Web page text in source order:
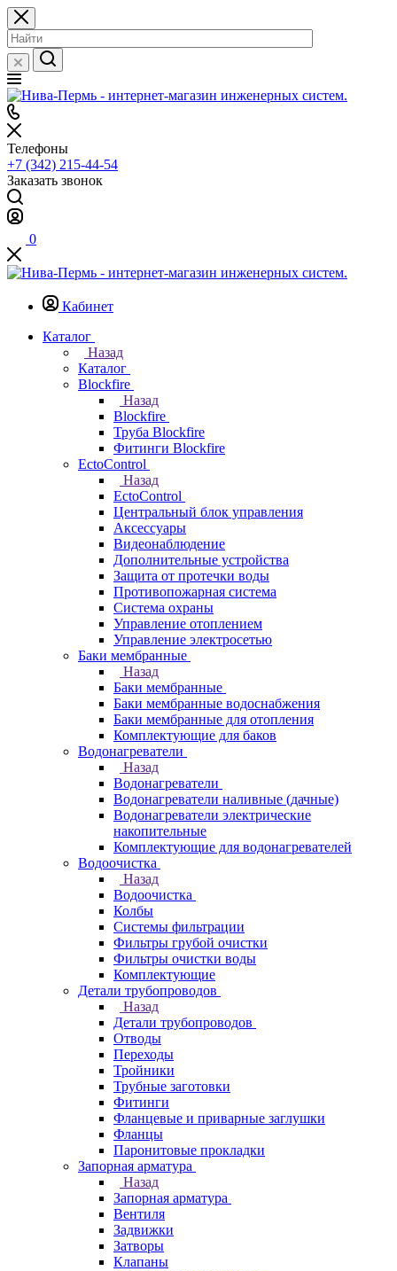
Телефоны
+7 (342) 215-44-54
Заказать звонок
0
Кабинет
Каталог
Назад
Каталог
Blockfire
Назад
Blockfire
Труба Blockfire
Фитинги Blockfire
EctoControl
Назад
EctoControl
Центральный блок управления
Аксессуары
Видеонаблюдение
Дополнительные устройства
Защита от протечки воды
Противопожарная система
Система охраны
Управление отоплением
Управление электросетью
Баки мембранные
Назад
Баки мембранные
Баки мембранные водоснабжения
Баки мембранные для отопления
Комплектующие для баков
Водонагреватели
Назад
Водонагреватели
Водонагреватели наливные (дачные)
Водонагреватели электрические
накопительные
Комплектующие для водонагревателей
Водоочистка
Назад
Водоочистка
Колбы
Системы фильтрации
Фильтры грубой очистки
Фильтры очистки воды
Комплектующие
Детали трубопроводов
Назад
Детали трубопроводов
Отводы
Переходы
Тройники
Трубные заготовки
Фитинги
Фланцевые и приварные заглушки
Фланцы
Паронитовые прокладки
Запорная арматура
Назад
Запорная арматура
Вентиля
Задвижки
Затворы
Клапаны